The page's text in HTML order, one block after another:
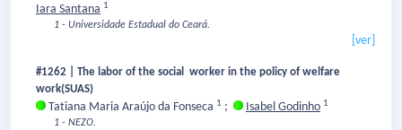
Iara Santana 1
1 - Universidade Estadual do Ceará.
[ver]
#1262 | The labor of the social worker in the policy of welfare
work(SUAS)
Tatiana Maria Araújo da Fonseca 1 ; Isabel Godinho 1
1 - NEZO.